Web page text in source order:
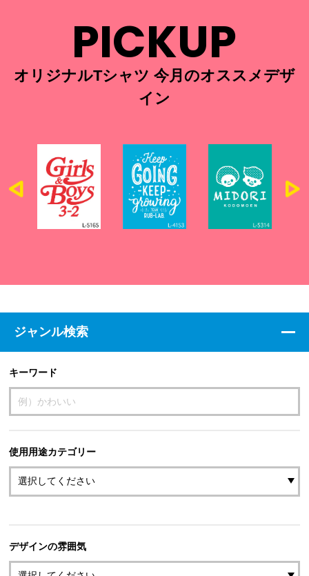
PICKUP
オリジナルTシャツ 今月のオススメデザ
イン
ジャンル検索
キーワード
使用用途カテゴリー
デザインの雰囲気